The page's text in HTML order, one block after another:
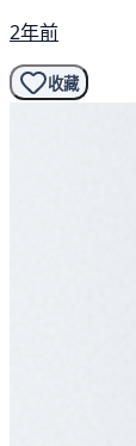
2年前
收藏